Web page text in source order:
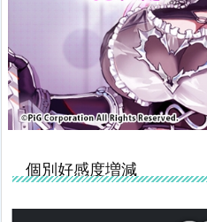
ピンク色！！！！
個別好感度増減